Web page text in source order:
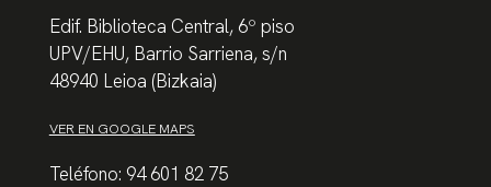
Edif. Biblioteca Central, 6º piso
UPV/EHU, Barrio Sarriena, s/n
48940 Leioa (Bizkaia)
VER EN GOOGLE MAPS
Teléfono: 94 601 82 75